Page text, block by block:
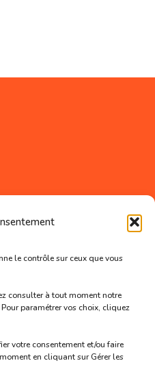
le contrôle sur ceux que vous
consulter à tout moment notre
Pour paramétrer vos choix, cliquez
votre consentement et/ou faire
en cliquant sur Gérer les